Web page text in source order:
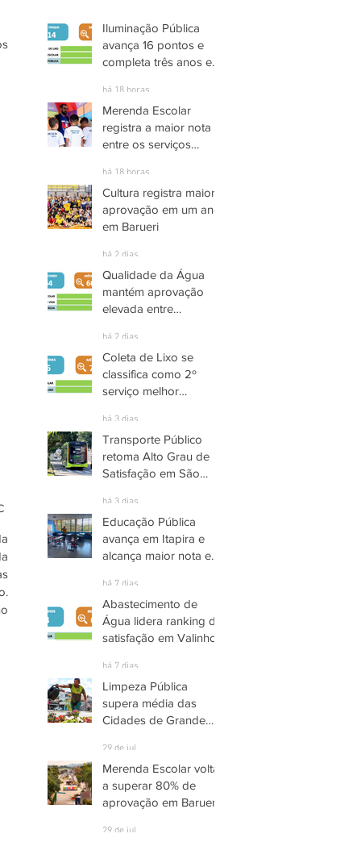
Iluminação Pública
avança 16 pontos e
completa três anos em
Satisfação em
Itaquaquecetuba
há 18 horas
Merenda Escolar
registra a maior nota
entre os serviços
há 18 horas
Cultura registra maior
aprovação em um ano
em Barueri
há 2 dias
Qualidade da Água
mantém aprovação
elevada entre
há 2 dias
Coleta de Lixo se
classifica como 2º
serviço melhor
de Parnaíba
há 3 dias
Transporte Público
retoma Alto Grau de
Satisfação em São
há 3 dias
Educação Pública
avança em Itapira e
alcança maior nota em
há 7 dias
Abastecimento de
Água lidera ranking de
satisfação em Valinhos
há 7 dias
Limpeza Pública
supera média das
Cidades de Grande
Bernardo do Campo
29 de jul.
Merenda Escolar volta
a superar 80% de
aprovação em Barueri
29 de jul.